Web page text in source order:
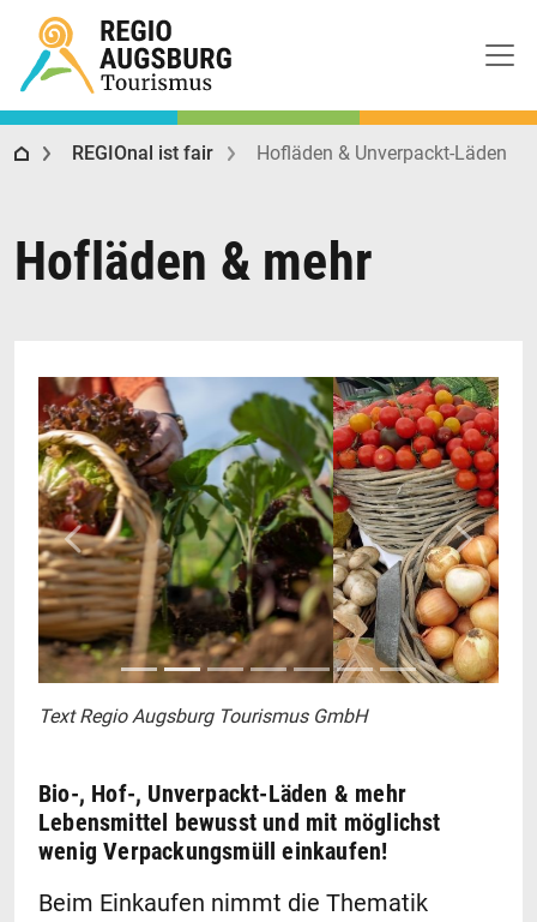
Regio Augsburg Tourismus
REGIOnal ist fair Hofläden & Unverpackt-Läden
Hofläden & mehr
Zurück Weiter
Text Regio Augsburg Tourismus GmbH
Bio-, Hof-, Unverpackt-Läden & mehr
Lebensmittel bewusst und mit möglichst
wenig Verpackungsmüll einkaufen!
Beim Einkaufen nimmt die Thematik